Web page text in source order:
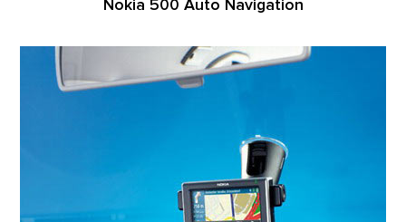
Nokia 500 Auto Navigation